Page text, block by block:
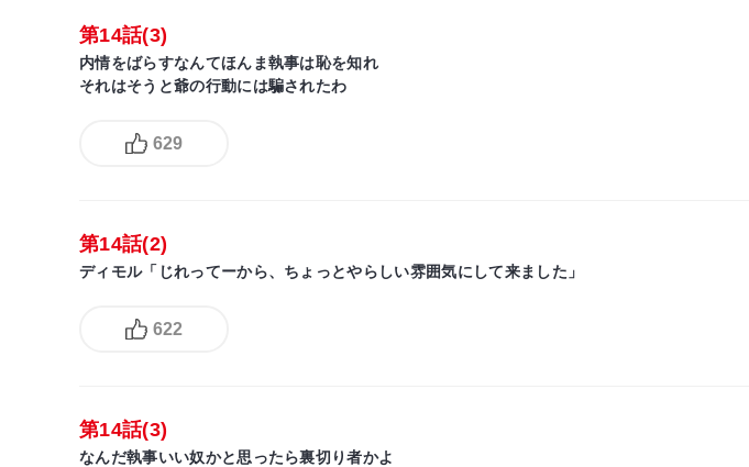
第14話(3)
内情をばらすなんてほんま執事は恥を知れ
それはそうと爺の行動には騙されたわ
629
第14話(2)
ディモル「じれってーから、ちょっとやらしい雰囲気にして来ました」
622
第14話(3)
なんだ執事いい奴かと思ったら裏切り者かよ